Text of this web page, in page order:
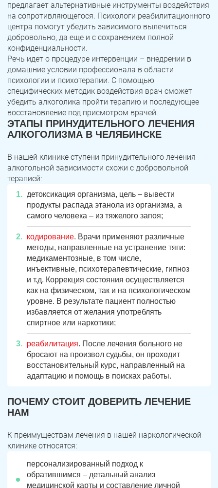
предлагает альтернативные инструменты воздействия
на сопротивляющегося. Психологи реабилитационного
центра помогут убедить зависимого вылечиться
добровольно, да еще и с сохранением полной
конфиденциальности.
Речь идет о процедуре интервенции – внедрении в
домашние условии профессионала в области
психологии и психотерапии. С помощью
специфических методик воздействия врач сможет
убедить алкоголика пройти терапию и последующее
восстановление под присмотром врачей.
ЭТАПЫ ПРИНУДИТЕЛЬНОГО ЛЕЧЕНИЯ
АЛКОГОЛИЗМА В ЧЕЛЯБИНСКЕ
В нашей клинике ступени принудительного лечения
алкогольной зависимости схожи с добровольной
терапией:
детоксикация организма, цель – вывести
продукты распада этанола из организма, а
самого человека – из тяжелого запоя;
кодирование. Врачи применяют различные
методы, направленные на устранение тяги:
медикаментозные, в том числе,
инъективные, психотерапевтические, гипноз
и т.д. Коррекция состояния осуществляется
как на физическом, так и на психологическом
уровне. В результате пациент полностью
избавляется от желания употреблять
спиртное или наркотики;
реабилитация. После лечения больного не
бросают на произвол судьбы, он проходит
восстановительный курс, направленный на
адаптацию и помощь в поисках работы.
ПОЧЕМУ СТОИТ ДОВЕРИТЬ ЛЕЧЕНИЕ
НАМ
К преимуществам лечения в нашей наркологической
клинике относятся:
персонализированный подход к
обратившимся – детальный анализ
медицинской карты и составление личной
Касли Роза
Красногорский
Первомайский Карабаш